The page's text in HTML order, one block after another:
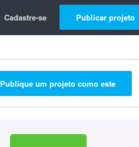
Cadastre-se Publicar projeto
Publique um projeto como este